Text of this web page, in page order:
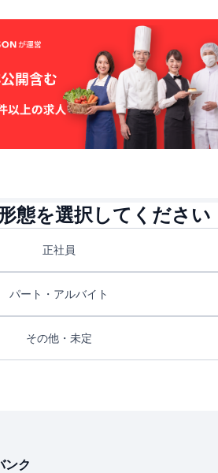
態を選択してください
正社員
パート・アルバイト
その他・未定
ンク